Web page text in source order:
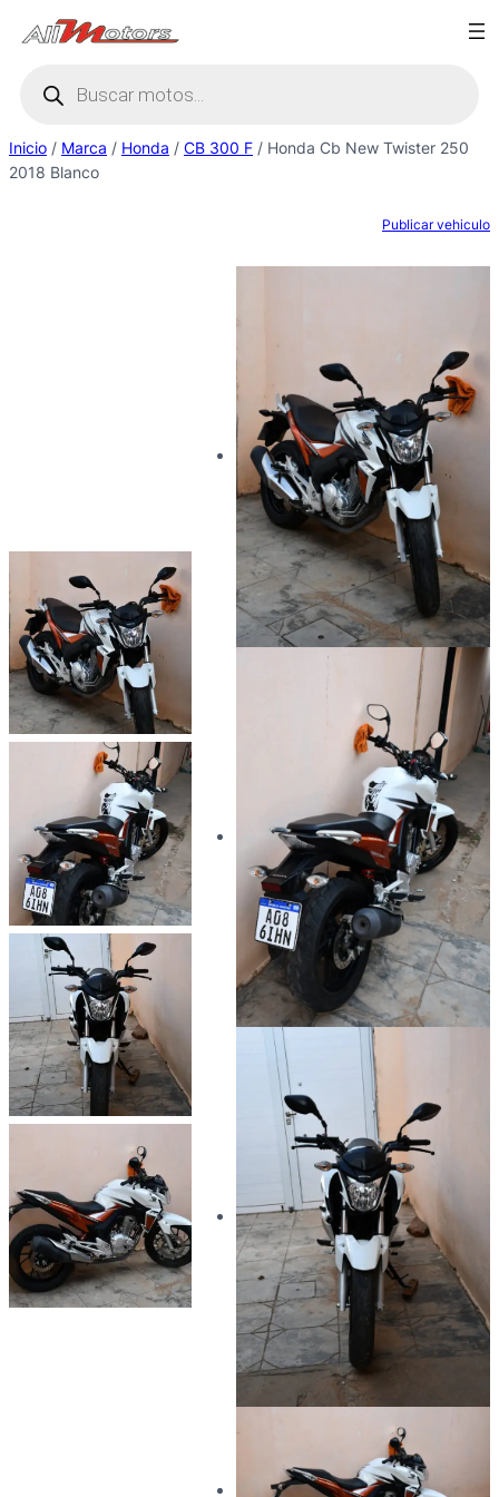
Saltar
al
productos
Inicio / Marca / Honda / CB 300 F / Honda Cb New Twister 250
2018 Blanco
Publicar vehiculo